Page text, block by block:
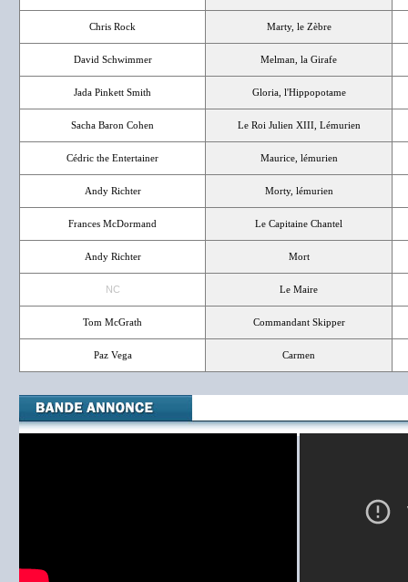
Chris Rock Marty, le Zèbre
David Schwimmer Melman, la Girafe
Jada Pinkett Smith Gloria, l'Hippopotame
Sacha Baron Cohen Le Roi Julien XIII, Lémurien
Cédric the Entertainer Maurice, lémurien
Andy Richter Morty, lémurien
Frances McDormand Le Capitaine Chantel
Andy Richter Mort
NC Le Maire
Tom McGrath Commandant Skipper
Paz Vega Carmen